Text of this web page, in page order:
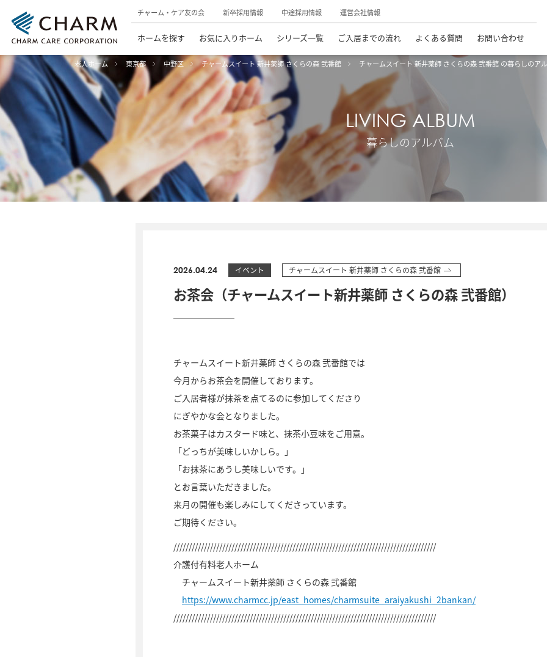
チャーム・ケア友の会 新卒採用情報 中途採用情報 運営会社情報
ホームを探す お気に入りホーム シリーズ一覧 ご入居までの流れ よくある質問 お問い合わせ
老人ホーム 東京都 中野区 チャームスイート 新井薬師 さくらの森 弐番館 チャームスイート 新井薬師 さくらの森 弐番館 の暮らしのア
LIVING ALBUM
暮らしのアルバム
2026.04.24 イベント チャームスイート 新井薬師 さくらの森 弐番館
お茶会（チャームスイート新井薬師 さくらの森 弐番館）
チャームスイート新井薬師 さくらの森 弐番館では
今月からお茶会を開催しております。
ご入居者様が抹茶を点てるのに参加してくださり
にぎやかな会となりました。
お茶菓子はカスタード味と、抹茶小豆味をご用意。
「どっちが美味しいかしら。」
「お抹茶にあうし美味しいです。」
とお言葉いただきました。
来月の開催も楽しみにしてくださっています。
ご期待ください。
//////////////////////////////////////////////////////////////////////////////////////
介護付有料老人ホーム
チャームスイート新井薬師 さくらの森 弐番館
https://www.charmcc.jp/east_homes/charmsuite_araiyakushi_2bankan/
//////////////////////////////////////////////////////////////////////////////////////